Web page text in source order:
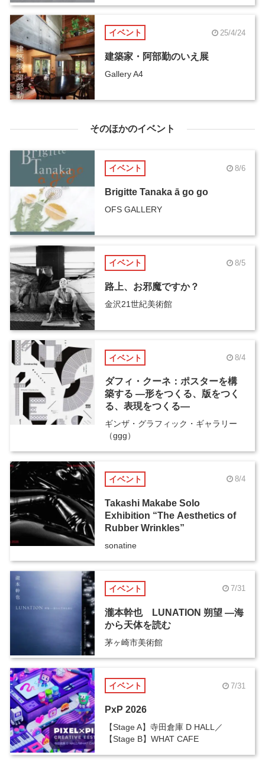
イベント 25/4/24
建築家・阿部勤のいえ展
Gallery A4
そのほかのイベント
イベント 8/6
Brigitte Tanaka ā go go
OFS GALLERY
イベント 8/5
路上、お邪魔ですか？
金沢21世紀美術館
イベント 8/4
ダフィ・クーネ：ポスターを構
築する ―形をつくる、版をつく
る、表現をつくる―
ギンザ・グラフィック・ギャラリー
（ggg）
イベント 8/4
Takashi Makabe Solo
Exhibition “The Aesthetics of
Rubber Wrinkles”
sonatine
イベント 7/31
瀧本幹也 LUNATION 朔望 ―海
から天体を読む
茅ヶ崎市美術館
イベント 7/31
PxP 2026
【Stage A】寺田倉庫 D HALL／
【Stage B】WHAT CAFE